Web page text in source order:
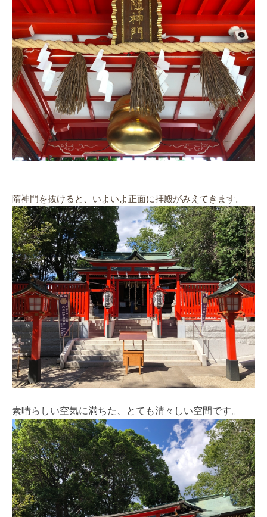
隋神門を抜けると、いよいよ正面に拝殿がみえてきます。
素晴らしい空気に満ちた、とても清々しい空間です。